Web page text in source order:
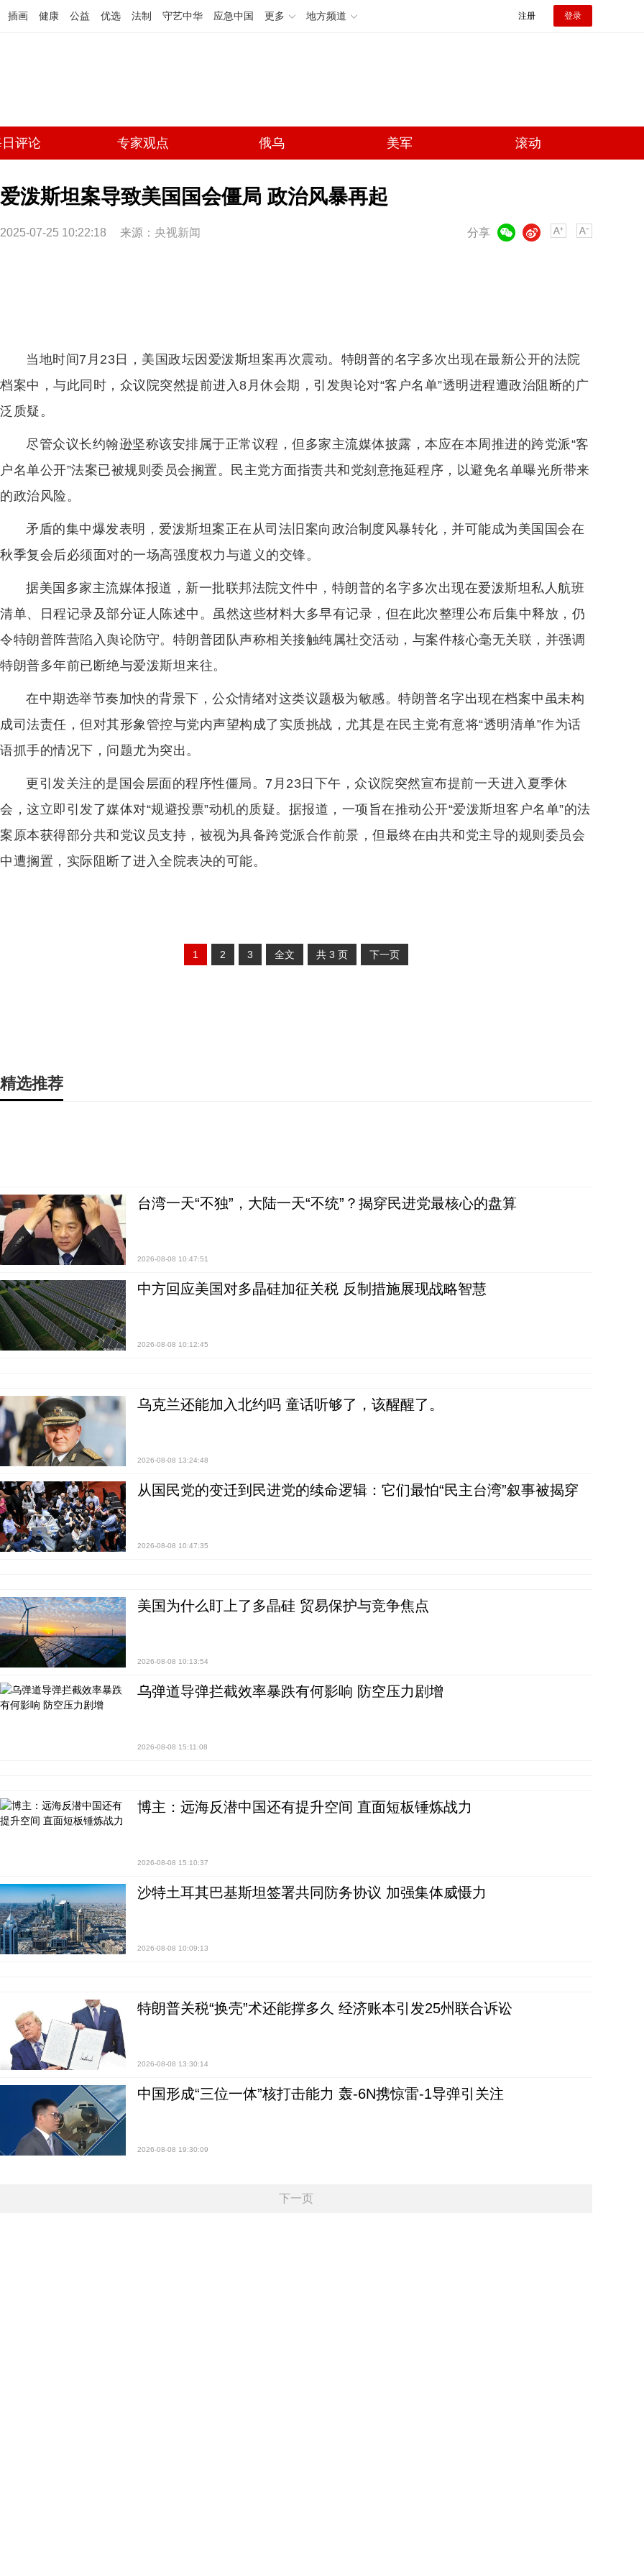
插画 健康 公益 优选 法制 守艺中华 应急中国 更多 地方频道 注册 登录
评论 专家观点 俄乌 美军 滚动
爱泼斯坦案导致美国国会僵局 政治风暴再起
2025-07-25 10:22:18 来源： 央视新闻 分享
微博
当地时间7月23日，美国政坛因爱泼斯坦案再次震动。特朗普的名字多次出现在最新公开的法院
档案中，与此同时，众议院突然提前进入8月休会期，引发舆论对“客户名单”透明进程遭政治阻断的广
泛质疑。
尽管众议长约翰逊坚称该安排属于正常议程，但多家主流媒体披露，本应在本周推进的跨党派“客
户名单公开”法案已被规则委员会搁置。民主党方面指责共和党刻意拖延程序，以避免名单曝光所带来
的政治风险。
矛盾的集中爆发表明，爱泼斯坦案正在从司法旧案向政治制度风暴转化，并可能成为美国国会在
秋季复会后必须面对的一场高强度权力与道义的交锋。
据美国多家主流媒体报道，新一批联邦法院文件中，特朗普的名字多次出现在爱泼斯坦私人航班
清单、日程记录及部分证人陈述中。虽然这些材料大多早有记录，但在此次整理公布后集中释放，仍
令特朗普阵营陷入舆论防守。特朗普团队声称相关接触纯属社交活动，与案件核心毫无关联，并强调
特朗普多年前已断绝与爱泼斯坦来往。
在中期选举节奏加快的背景下，公众情绪对这类议题极为敏感。特朗普名字出现在档案中虽未构
成司法责任，但对其形象管控与党内声望构成了实质挑战，尤其是在民主党有意将“透明清单”作为话
语抓手的情况下，问题尤为突出。
更引发关注的是国会层面的程序性僵局。7月23日下午，众议院突然宣布提前一天进入夏季休
会，这立即引发了媒体对“规避投票”动机的质疑。据报道，一项旨在推动公开“爱泼斯坦客户名单”的法
案原本获得部分共和党议员支持，被视为具备跨党派合作前景，但最终在由共和党主导的规则委员会
中遭搁置，实际阻断了进入全院表决的可能。
1 2 3 全文 共 3 页 下一页
精选推荐
台湾一天“不独”，大陆一天“不统”？揭穿民进党最核心的盘算
2026-08-08 10:47:51
中方回应美国对多晶硅加征关税 反制措施展现战略智慧
2026-08-08 10:12:45
乌克兰还能加入北约吗 童话听够了，该醒醒了。
2026-08-08 13:24:48
从国民党的变迁到民进党的续命逻辑：它们最怕“民主台湾”叙事被揭穿
2026-08-08 10:47:35
美国为什么盯上了多晶硅 贸易保护与竞争焦点
2026-08-08 10:13:54
乌弹道导弹拦截效率暴跌有何影响 防空压力剧增
2026-08-08 15:11:08
博主：远海反潜中国还有提升空间 直面短板锤炼战力
2026-08-08 15:10:37
沙特土耳其巴基斯坦签署共同防务协议 加强集体威慑力
2026-08-08 10:09:13
特朗普关税“换壳”术还能撑多久 经济账本引发25州联合诉讼
2026-08-08 13:30:14
中国形成“三位一体”核打击能力 轰-6N携惊雷-1导弹引关注
2026-08-08 19:30:09
下一页